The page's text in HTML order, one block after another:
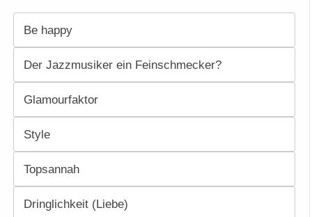
Be happy
Der Jazzmusiker ein Feinschmecker?
Glamourfaktor
Style
Topsannah
Dringlichkeit (Liebe)